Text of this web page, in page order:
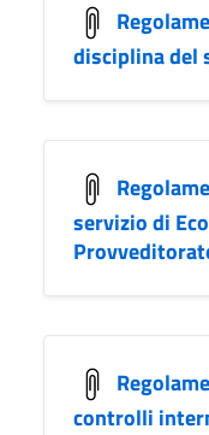
disciplina del
servizio di
controlli